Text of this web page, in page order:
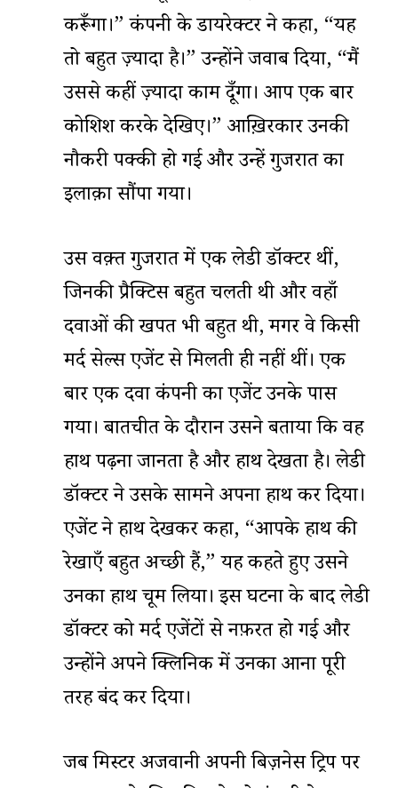
करूँगा।” कंपनी के डायरेक्टर ने कहा, “यह
तो बहुत ज़्यादा है।” उन्होंने जवाब दिया, “मैं
उससे कहीं ज़्यादा काम दूँगा। आप एक बार
कोशिश करके देखिए।” आख़िरकार उनकी
नौकरी पक्की हो गई और उन्हें गुजरात का
इलाक़ा सौंपा गया।
उस वक़्त गुजरात में एक लेडी डॉक्टर थीं,
जिनकी प्रैक्टिस बहुत चलती थी और वहाँ
दवाओं की खपत भी बहुत थी, मगर वे किसी
मर्द सेल्स एजेंट से मिलती ही नहीं थीं। एक
बार एक दवा कंपनी का एजेंट उनके पास
गया। बातचीत के दौरान उसने बताया कि वह
हाथ पढ़ना जानता है और हाथ देखता है। लेडी
डॉक्टर ने उसके सामने अपना हाथ कर दिया।
एजेंट ने हाथ देखकर कहा, “आपके हाथ की
रेखाएँ बहुत अच्छी हैं,” यह कहते हुए उसने
उनका हाथ चूम लिया। इस घटना के बाद लेडी
डॉक्टर को मर्द एजेंटों से नफ़रत हो गई और
उन्होंने अपने क्लिनिक में उनका आना पूरी
तरह बंद कर दिया।
जब मिस्टर अजवानी अपनी बिज़नेस ट्रिप पर